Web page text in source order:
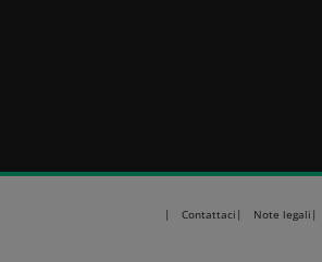
Contattaci Note legali